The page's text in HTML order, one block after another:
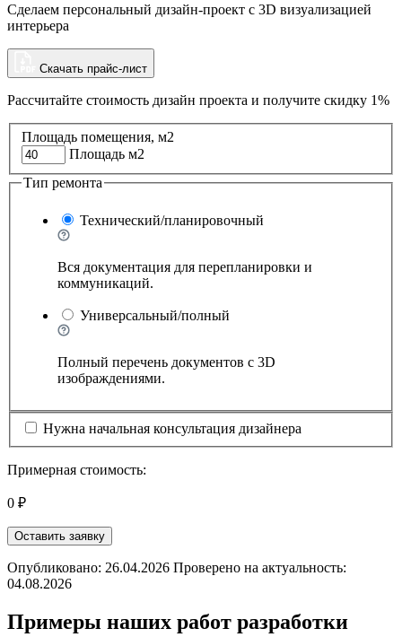
Сделаем персональный дизайн-проект с 3D визуализацией
интерьера
Скачать прайс-лист
Рассчитайте стоимость дизайн проекта и получите скидку 1%
Площадь помещения, м2
Площадь м2
Тип ремонта
Технический/планировочный
Вся документация для перепланировки и
коммуникаций.
Универсальный/полный
Полный перечень документов с 3D
изображдениями.
Нужна начальная консультация дизайнера
Примерная стоимость:
0 ₽
Оставить заявку
Опубликовано: 26.04.2026 Проверено на актуальность:
04.08.2026
Примеры наших работ разработки